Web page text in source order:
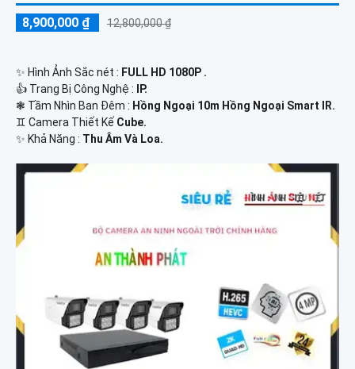
8,900,000 ₫ 12,800,000 ₫
✨ Hình Ảnh Sắc nét : FULL HD 1080P .
👍 Trang Bị Công Nghệ :
IP.
❃ Tầm Nhìn Ban Đêm : Hồng Ngoại 10m Hồng Ngoại Smart IR.
♊ Camera Thiết Kế Cube.
️✨ Khả Năng : Thu Âm Và Loa.